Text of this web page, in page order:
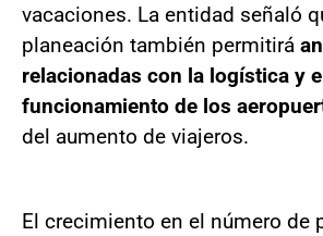
vacaciones. La entidad señaló
planeación también permitirá
relacionadas con la logística y
funcionamiento de los
del aumento de viajeros.
El crecimiento en el número de